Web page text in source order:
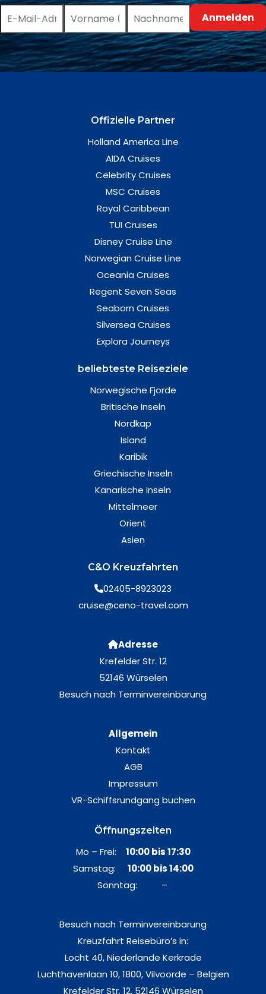
Offizielle Partner
Holland America Line
AIDA Cruises
Celebrity Cruises
MSC Cruises
Royal Caribbean
TUI Cruises
Disney Cruise Line
Norwegian Cruise Line
Oceania Cruises
Regent Seven Seas
Seaborn Cruises
Silversea Cruises
Explora Journeys
beliebteste Reiseziele
Norwegische Fjorde
Britische Inseln
Nordkap
Island
Karibik
Griechische Inseln
Kanarische Inseln
Mittelmeer
Orient
Asien
C&O Kreuzfahrten
02405-8923023
cruise@ceno-travel.com
Adresse
Krefelder Str. 12
52146 Würselen
Besuch nach Terminvereinbarung
Allgemein
Kontakt
AGB
Impressum
VR-Schiffsrundgang buchen
Öffnungszeiten
Mo – Frei: 10:00 bis 17:30
Samstag: 10:00 bis 14:00
Sonntag: –
Besuch nach Terminvereinbarung
Kreuzfahrt Reisebüro’s in:
Locht 40, Niederlande Kerkrade
Luchthavenlaan 10, 1800, Vilvoorde – Belgien
Krefelder Str. 12, 52146 Würselen